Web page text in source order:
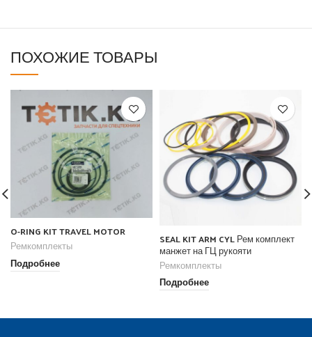
ПОХОЖИЕ ТОВАРЫ
O-RING KIT TRAVEL MOTOR
Ремкомплекты
Подробнее
SEAL KIT ARM CYL Рем комплект
манжет на ГЦ рукояти
Ремкомплекты
Подробнее